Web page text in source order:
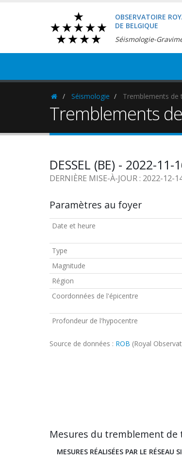
OBSERVATOIRE
DE BELGIQUE
Séismologie-
HomepageSéismologie Tremblements de
Tremblements
DESSEL (BE) - 2022-
DERNIÈRE MISE-À-JOUR : 2022-12-
Paramètres au foyer
Date et heure
Type
Magnitude
Région
Coordonnées de l'épicentre
Profondeur de l'hypocentre
Source de données : ROB (Royal
Mesures du tremblement de
MESURES RÉALISÉES PAR LE RÉSEAU